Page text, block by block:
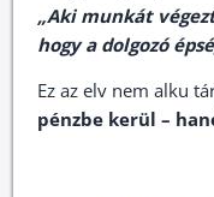
„Aki munkát
hogy a dolgozó
Ez az elv nem alku
pénzbe kerül –